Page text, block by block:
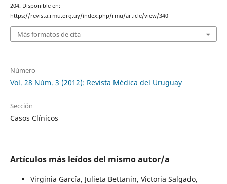
204. Disponible en:
https://revista.rmu.org.uy/index.php/rmu/article/view/340
Más formatos de cita
Número
Vol. 28 Núm. 3 (2012): Revista Médica del Uruguay
Sección
Casos Clínicos
Artículos más leídos del mismo autor/a
Virginia García, Julieta Bettanin, Victoria Salgado,